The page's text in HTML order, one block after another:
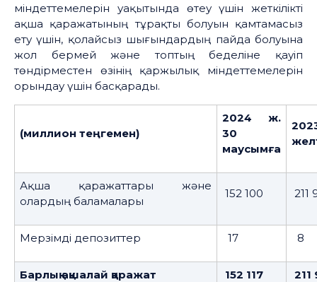
міндеттемелерін уақытында өтеу үшін жеткілікті
ақша қаражатының тұрақты болуын қамтамасыз
ету үшін, қолайсыз шығындардың пайда болуына
жол бермей және топтың беделіне қауіп
төндірместен өзінің қаржылық міндеттемелерін
орындау үшін басқарады.
(миллион теңгемен)
2024 ж.
30
маусымға
Ақша қаражаттары және
олардың баламалары
152 100 211
Мерзімді депозиттер 17 8
Барлық ақшалай қаражат 152 117 211